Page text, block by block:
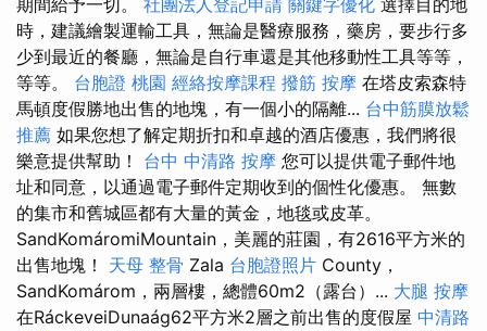
期間給予一切。 社團法人登記申請 關鍵字優化 選擇目的地
時，建議繪製運輸工具，無論是醫療服務，藥房，要步行多
少到最近的餐廳，無論是自行車還是其他移動性工具等等，
等等。 台胞證 桃園 經絡按摩課程 撥筋 按摩 在塔皮索森特
馬頓度假勝地出售的地塊，有一個小的隔離... 台中筋膜放鬆
推薦 如果您想了解定期折扣和卓越的酒店優惠，我們將很
樂意提供幫助！ 台中 中清路 按摩 您可以提供電子郵件地
址和同意，以通過電子郵件定期收到的個性化優惠。 無數
的集市和舊城區都有大量的黃金，地毯或皮革。
SandKomáromiMountain，美麗的莊園，有2616平方米的
出售地塊！ 天母 整骨 Zala 台胞證照片 County，
SandKomárom，兩層樓，總體60m2（露台）... 大腿 按摩
在RáckeveiDunaág62平方米2層之前出售的度假屋 中清路